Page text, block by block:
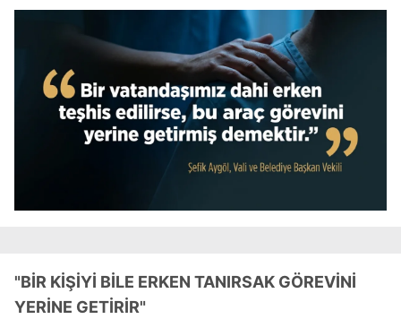
"BİR KİŞİYİ BİLE ERKEN TANIRSAK GÖREVİNİ
YERİNE GETİRİR"